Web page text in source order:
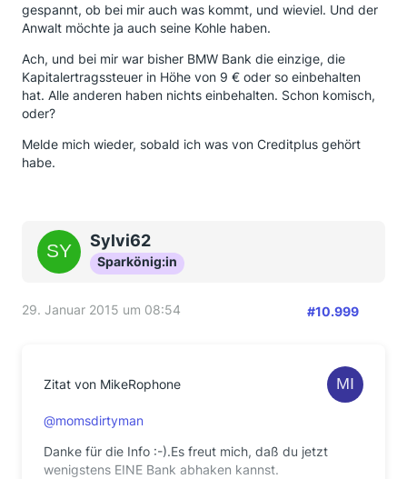
gespannt, ob bei mir auch was kommt, und wieviel. Und der
Anwalt möchte ja auch seine Kohle haben.
Ach, und bei mir war bisher BMW Bank die einzige, die
Kapitalertragssteuer in Höhe von 9 € oder so einbehalten
hat. Alle anderen haben nichts einbehalten. Schon komisch,
oder?
Melde mich wieder, sobald ich was von Creditplus gehört
habe.
Sylvi62
Sparkönig:in
29. Januar 2015 um 08:54 #10.999
Zitat von MikeRophone
@momsdirtyman
Danke für die Info :-).Es freut mich, daß du jetzt
wenigstens EINE Bank abhaken kannst.